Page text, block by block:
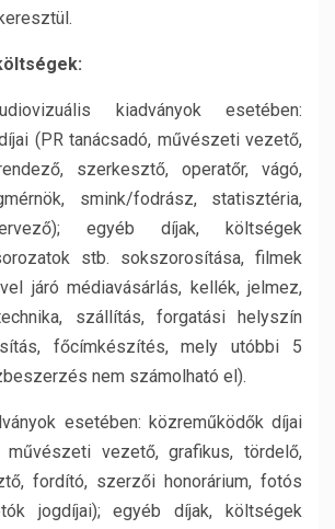
kiadványok esetében:
(PR tanácsadó, művészeti vezető,
szerkesztő, operatőr, vágó,
smink/fodrász, statisztéria,
egyéb díjak, költségek
stb. sokszorosítása, filmek
járó médiavásárlás, kellék, jelmez,
szállítás, forgatási helyszín
főcímkészítés, mely utóbbi 5
nem számolható el).
esetében: közreműködők díjai
művészeti vezető, grafikus, tördelő,
fordító, szerzői honorárium, fotós
jogdíjai); egyéb díjak, költségek